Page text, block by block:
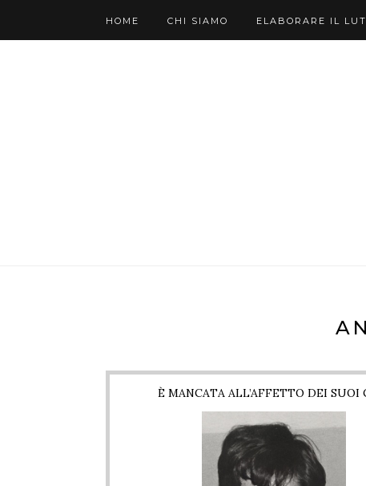
HOME CHI SIAMO ELABORARE IL
È MANCATA ALL’AFFETTO DEI SUOI